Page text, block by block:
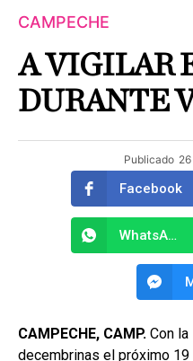
CAMPECHE
A VIGILAR
DURANTE
Publicado
Facebook
WhatsApp
CAMPECHE, CAMP. Con
decembrinas el próximo